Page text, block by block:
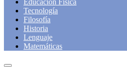
Educación Física
Tecnología
Filosofía
Historia
Lenguaje
Matemáticas